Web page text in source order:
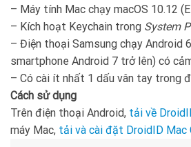
– Máy tính Mac chạy macOS 10.12
– Kích hoạt Keychain trong System
– Điện thoại Samsung chạy Android
smartphone Android 7 trở lên) có
– Có cài ít nhất 1 dấu vân tay trong
Cách sử dụng
Trên điện thoại Android, tải về
máy Mac, tải và cài đặt DroidID Mac